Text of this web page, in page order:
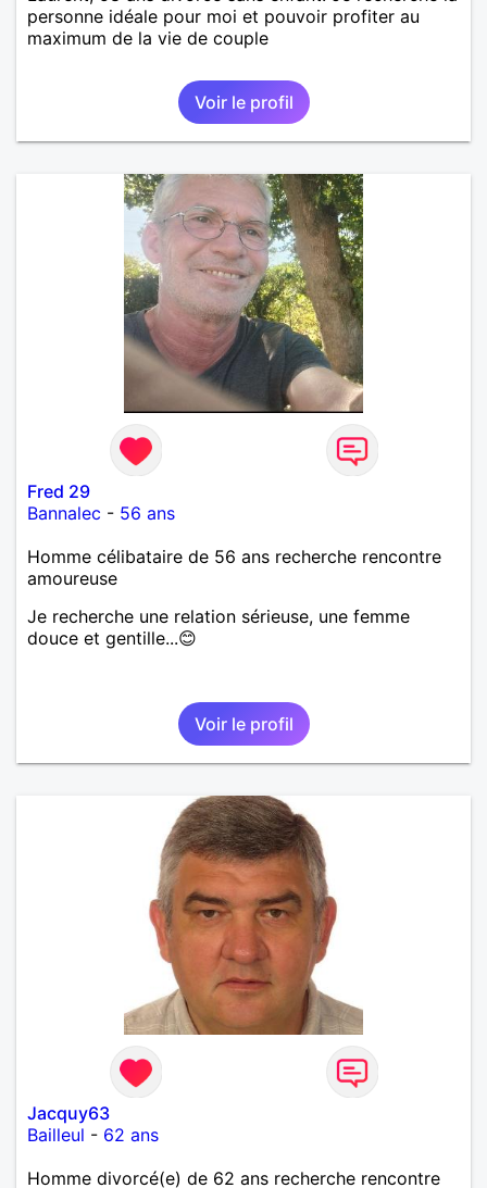
personne idéale pour moi et pouvoir profiter au
maximum de la vie de couple
Voir le profil
Fred 29
Bannalec - 56 ans
Homme célibataire de 56 ans recherche rencontre
amoureuse
Je recherche une relation sérieuse, une femme
douce et gentille...😊
Voir le profil
Jacquy63
Bailleul - 62 ans
Homme divorcé(e) de 62 ans recherche rencontre